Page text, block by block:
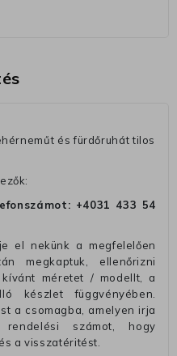
és fürdőruhát tilos
+4031 433 54
el nekünk a megfelelően
megkaptuk, ellenőrizni
méretet / modellt, a
készlet függvényében.
a csomagba, amelyen irja
számot, hogy
a visszatéritést.